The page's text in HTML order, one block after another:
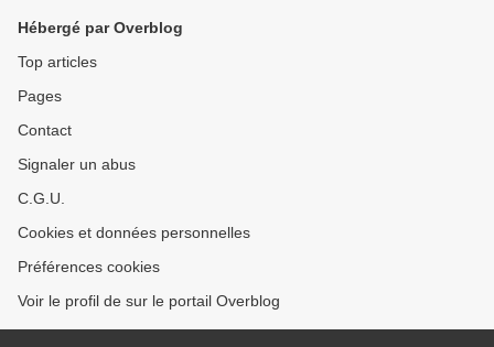
Hébergé par Overblog
Top articles
Pages
Contact
Signaler un abus
C.G.U.
Cookies et données personnelles
Préférences cookies
Voir le profil de sur le portail Overblog